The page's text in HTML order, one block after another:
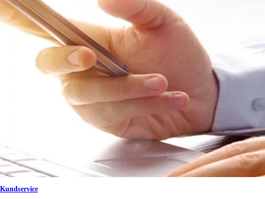
Kundservice